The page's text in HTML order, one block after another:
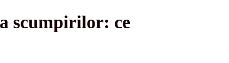
scumpirilor: ce